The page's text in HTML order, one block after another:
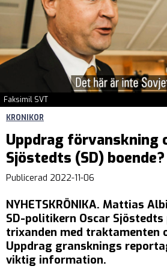
Faksimil SVT
KRONIKOR
Uppdrag förvanskning
Sjöstedts (SD) boende?
Publicerad 2022-11-06
NYHETSKRÖNIKA. Mattias
SD-politikern Oscar
trixanden med traktamenten
Uppdrag gransknings
viktig information.